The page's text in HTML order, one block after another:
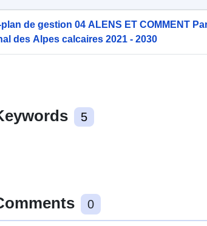
de gestion 04 ALENS ET COMMENT
des Alpes calcaires 2021 - 2030
5
0